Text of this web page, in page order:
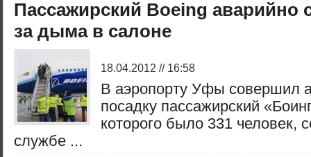
Пассажирский Boeing аварийно
за дыма в салоне
18.04.2012 // 16:58
В аэропорту Уфы совершил
посадку пассажирский
которого было 331 человек,
службе ...